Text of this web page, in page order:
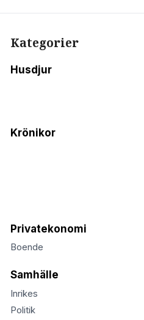
Kategorier
Husdjur
Krönikor
Privatekonomi
Boende
Samhälle
Inrikes
Politik